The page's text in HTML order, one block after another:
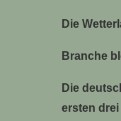
Die
Branche
Die
ersten